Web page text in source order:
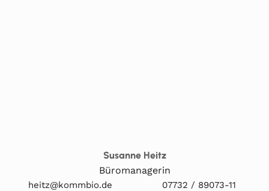
Susanne Heitz
Büromanagerin
heitz@kommbio.de 07732 / 89073-11